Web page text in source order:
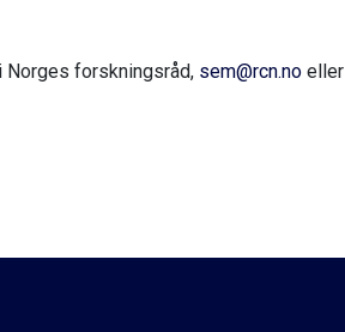
Norges forskningsråd, sem@rcn.no eller